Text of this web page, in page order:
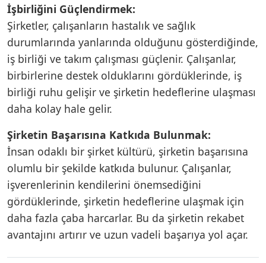
İşbirliğini Güçlendirmek:
Şirketler, çalışanların hastalık ve sağlık
durumlarında yanlarında olduğunu gösterdiğinde,
iş birliği ve takım çalışması güçlenir. Çalışanlar,
birbirlerine destek olduklarını gördüklerinde, iş
birliği ruhu gelişir ve şirketin hedeflerine ulaşması
daha kolay hale gelir.
Şirketin Başarısına Katkıda Bulunmak:
İnsan odaklı bir şirket kültürü, şirketin başarısına
olumlu bir şekilde katkıda bulunur. Çalışanlar,
işverenlerinin kendilerini önemsediğini
gördüklerinde, şirketin hedeflerine ulaşmak için
daha fazla çaba harcarlar. Bu da şirketin rekabet
avantajını artırır ve uzun vadeli başarıya yol açar.